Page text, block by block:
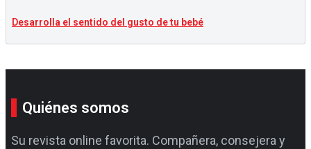
Desarrolla el sentido del gusto de tu bebé
Quiénes somos
Su revista online favorita. Compañera, consejera y